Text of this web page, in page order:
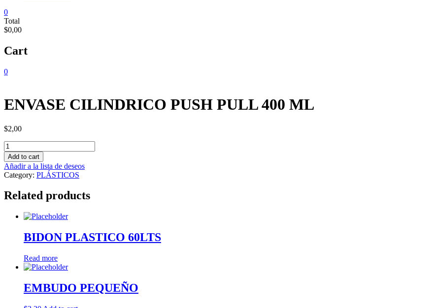
0
Total
$0,00
Cart
0
ENVASE CILINDRICO PUSH PULL 400 ML
$2,00
ENVASE
CILINDRICO
PUSH
PULL
400
quantity
Add to cart
Añadir a la lista de deseos
Category: PLÁSTICOS
Related products
BIDON PLASTICO 60LTS
Read more
EMBUDO PEQUEÑO